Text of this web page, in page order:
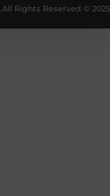
All Rights Reserved © 2025